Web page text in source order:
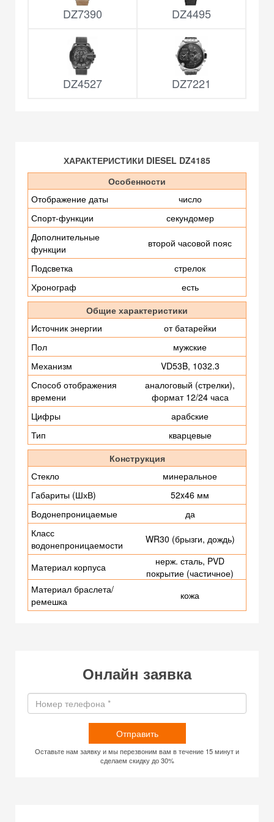
DZ7390 DZ4495
DZ4527 DZ7221
ХАРАКТЕРИСТИКИ DIESEL DZ4185
Особенности
Отображение даты
число
Спорт-функции
секундомер
Дополнительные
функции
второй часовой пояс
Подсветка
стрелок
Хронограф
есть
Общие характеристики
Источник энергии
от батарейки
Пол
мужские
Механизм
VD53B, 1032.3
Способ отображения
времени
аналоговый (стрелки),
формат 12/24 часа
Цифры
арабские
Тип
кварцевые
Конструкция
Стекло
минеральное
Габариты (ШхВ)
52x46 мм
Водонепроницаемые
да
Класс
водонепроницаемости
WR30 (брызги, дождь)
Материал корпуса
нерж. сталь, PVD
покрытие (частичное)
Материал браслета/
ремешка
кожа
Онлайн заявка
Отправить
Оставьте нам заявку и мы перезвоним вам в течение 15 минут и
сделаем скидку до 30%